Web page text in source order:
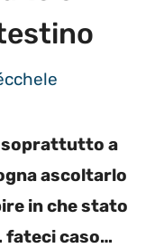
soprattutto a
ascoltarlo
in che stato
fateci caso…